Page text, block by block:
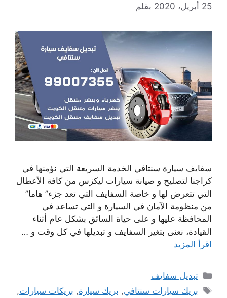
25 أبريل، 2020 بقلم
سفايف سيارة سنتافي الخدمة السريعة التي نؤمنها في
كراجنا لتصليح و صيانة سيارات ليكزس من كافة الأعطال
التي تتعرض لها و خاصة السفايف التي تعد جزء” هاما”
من منظومة الآمان في السيارة و التي تساعد في
المحافظة عليها و على حياة السائق بشكل عام أثناء
القيادة، نعنى بتغير السفايف و تبديلها في كل وقت و …
اقرأ المزيد
التصنيفات
تبديل سفايف
الوسوم
بريك سيارات سنتافي, بريك سيارة, بريكات سيارات,